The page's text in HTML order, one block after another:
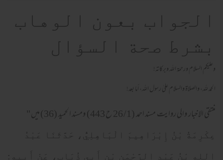
الجواب بعون الوهاب
بشرط صحة السؤال
وعلیکم السلام ورحمة اللہ وبرکاته!
الحمد لله، والصلاة والسلام علىٰ رسول الله، أما بعد!
منتقی الاخبار والی روایت مسند احمد (1/ 26 ح 443) ومسند الحمید (36) میں
"
عِكْرِمَةُ بْنُ إِبْرَاهِيمَ الْبَاهِلِيُّ، حَدَّثَنَا عَبْدُ
اللهِ بْنُ عَبْدِ الرَّحْمَنِ بْنِ أَبِي ذُبَابٍ، عَنْ أَبِيهِ: